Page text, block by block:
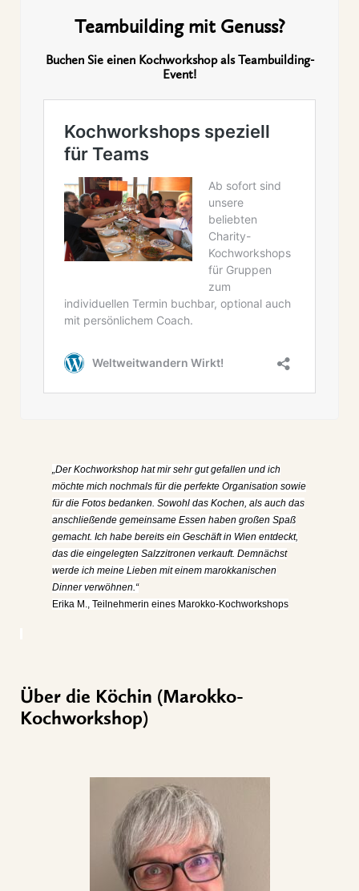
Teambuilding mit Genuss?
Buchen Sie einen Kochworkshop als Teambuilding-
Event!
„DerKochworkshop hat mir sehr gut gefallen und ich
möchte mich nochmals für die perfekte Organisation sowie
für die Fotos bedanken. Sowohl das Kochen, als auch das
anschließende gemeinsame Essen haben großen Spaß
gemacht. Ich habe bereits ein Geschäft in Wien entdeckt,
das die eingelegten Salzzitronen verkauft. Demnächst
werde ich meine Lieben mit einem marokkanischen
Dinner verwöhnen.“
Erika M., Teilnehmerin eines Marokko-Kochworkshops
Über die Köchin (Marokko-
Kochworkshop)